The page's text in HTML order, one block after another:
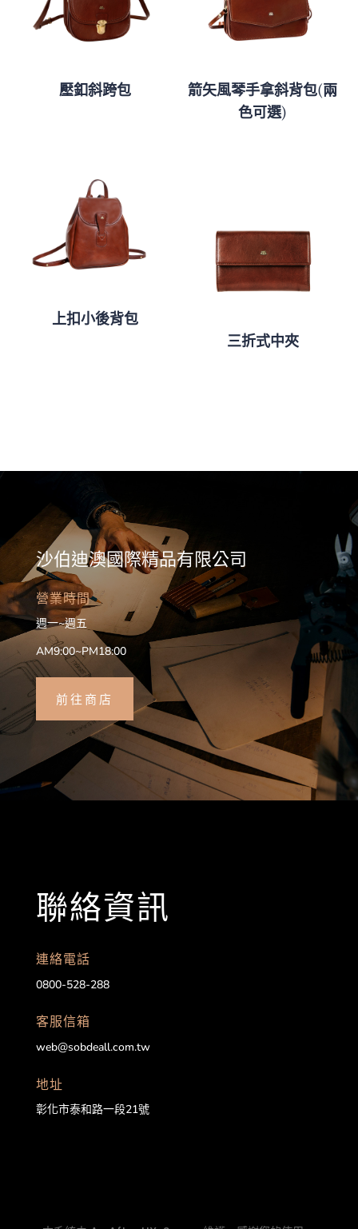
壓釦斜跨包
箭矢風琴手拿斜背包(兩
色可選)
上扣小後背包
三折式中夾
沙伯迪澳國際精品有限公司
營業時間
週一~週五
AM9:00~PM18:00
前往商店
聯絡資訊
連絡電話
0800-528-288
客服信箱
web@sobdeall.com.tw
地址
彰化市泰和路一段21號